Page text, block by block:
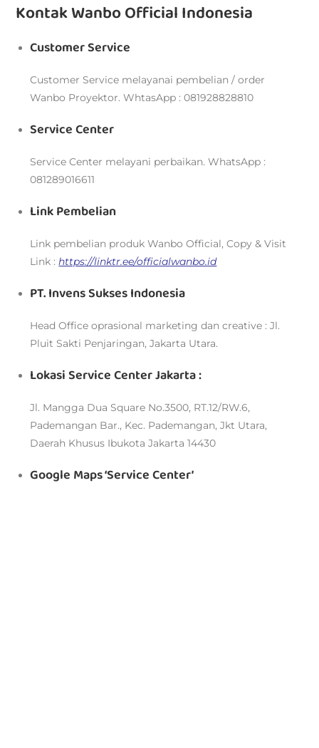
Kontak Wanbo Official Indonesia
Customer Service
Customer Service melayanai pembelian / order
Wanbo Proyektor. WhtasApp : 081928828810
Service Center
Service Center melayani perbaikan. WhatsApp :
081289016611
Link Pembelian
Link pembelian produk Wanbo Official, Copy & Visit
Link :https://linktr.ee/officialwanbo.id
PT. Invens Sukses Indonesia
Head Office oprasional marketing dan creative : Jl.
Pluit Sakti Penjaringan, Jakarta Utara.
Lokasi Service Center Jakarta :
Jl. Mangga Dua Square No.3500, RT.12/RW.6,
Pademangan Bar., Kec. Pademangan, Jkt Utara,
Daerah Khusus Ibukota Jakarta 14430
Google Maps ‘Service Center’